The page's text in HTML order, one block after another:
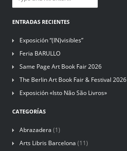
ENTRADAS RECIENTES
Exposición “(IN)visibles”
Feria BARULLO
Same Page Art Book Fair 2026
The Berlin Art Book Fair & Festival 2026
Exposición «Isto Não São Livros»
CATEGORÍAS
Abrazadera (1)
Arts Libris Barcelona (11)